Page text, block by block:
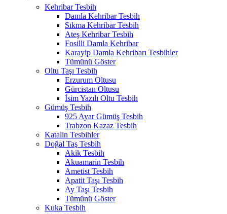
Kehribar Tesbih
Damla Kehribar Tesbih
Sıkma Kehribar Tesbih
Ateş Kehribar Tesbih
Fosilli Damla Kehribar
Karayip Damla Kehribarı Tesbihler
Tümünü Göster
Oltu Taşı Tesbih
Erzurum Oltusu
Gürcistan Oltusu
İsim Yazılı Oltu Tesbih
Gümüş Tesbih
925 Ayar Gümüş Tesbih
Trabzon Kazaz Tesbih
Katalin Tesbihler
Doğal Taş Tesbih
Akik Tesbih
Akuamarin Tesbih
Ametist Tesbih
Apatit Taşı Tesbih
Ay Taşı Tesbih
Tümünü Göster
Kuka Tesbih